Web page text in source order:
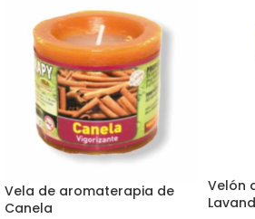
Vela de aromaterapia de
Canela
Velón